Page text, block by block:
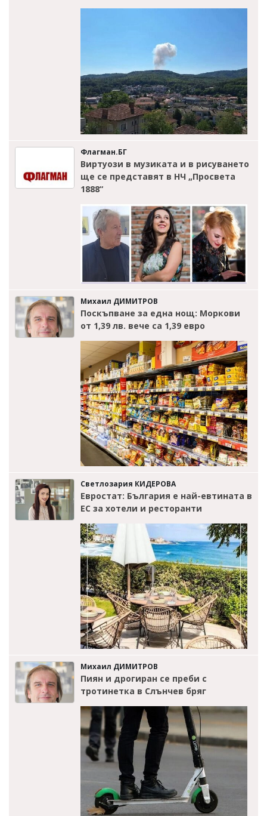
Флагман.БГ
Виртуози в музиката и в рисуването
ще се представят в НЧ „Просвета
1888“
Михаил ДИМИТРОВ
Поскъпване за една нощ: Моркови
от 1,39 лв. вече са 1,39 евро
Светлозария КИДЕРОВА
Евростат: България е най-евтината в
ЕС за хотели и ресторанти
Михаил ДИМИТРОВ
Пиян и дрогиран се преби с
тротинетка в Слънчев бряг